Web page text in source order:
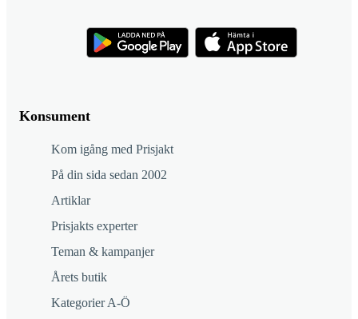
Konsument
Kom igång med Prisjakt
På din sida sedan 2002
Artiklar
Prisjakts experter
Teman & kampanjer
Årets butik
Kategorier A-Ö